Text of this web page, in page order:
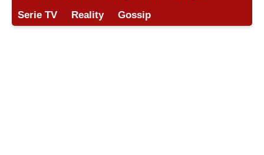
Serie TV
Reality Gossip